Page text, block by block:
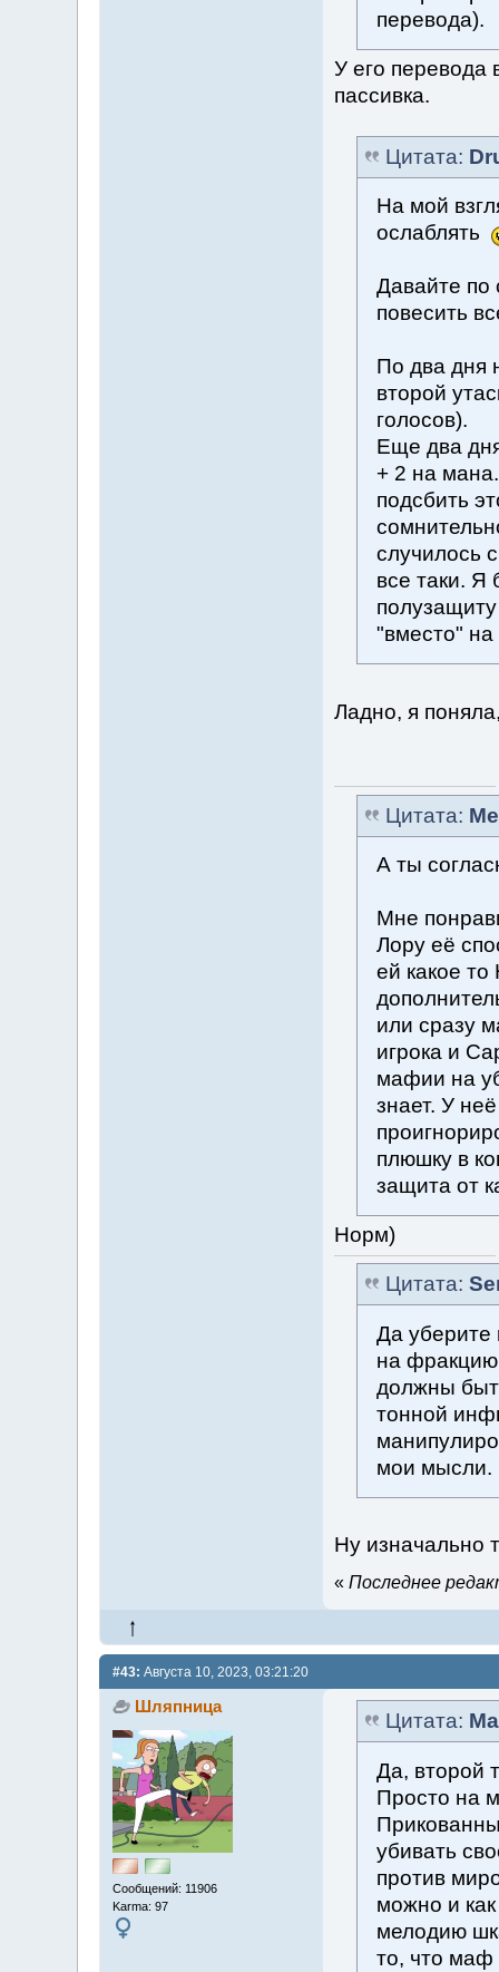
перевода).
У его перевода
пассивка.
Цитата:
На мой
ослаблять
Давайте по
повесить
По два дня
второй
голосов).
Еще два
+ 2 на
подсбить
случилось
все таки. Я
"вместо" на
Ладно, я
Цитата:
А ты
Мне
Лору её
ей какое
или сразу
игрока и
мафии на
знает. У
плюшку в
защита от
Норм)
Цитата:
Да
на фракцию
должны
тонной
мои мысли.
Ну изначально
« Последнее
#43: Августа 10, 2023, 03:21:20
Шляпница
Сообщений: 11906
Karma: 97
Цитата:
Да, второй
Просто на
убивать
против
можно и
мелодию
то, что маф